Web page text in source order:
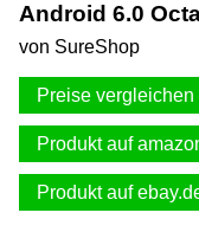
Support &
Presse
Android 6.0
von SureShop
Preise vergleichen
Produkt auf
Produkt auf